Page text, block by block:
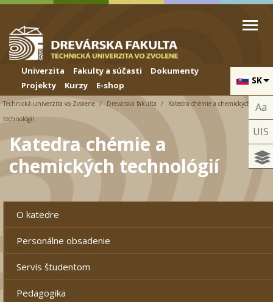
Skip to cookies
Skip to navigation
Skočiť na hlavný obsah
SK
Univerzita Fakulty a súčasti
Dokumenty
Projekty
Kurzy E-shop
Aa
UIS
Technická univerzita vo Zvolene Drevárska fakulta
Katedra chémie a chemických
technológií
Katedra chémie a
chemických technológií
O katedre
Personálne obsadenie
Servis študentom
Pedagogika